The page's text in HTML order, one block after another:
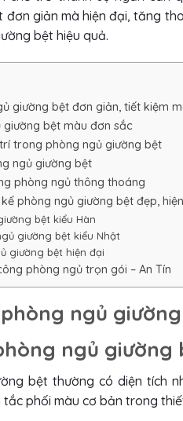
giản mà hiện đại, tăng
bệt hiệu quả.
giường bệt đơn giản, tiết kiệm
giường bệt màu đơn sắc
trong phòng ngủ giường bệt
ngủ giường bệt
phòng ngủ thông thoáng
phòng ngủ giường bệt đẹp,
bệt kiểu Hàn
giường bệt kiểu Nhật
giường bệt hiện đại
phòng ngủ trọn gói – An Tín
phòng ngủ
ngủ giường
bệt thường có diện tích
phối màu cơ bản trong